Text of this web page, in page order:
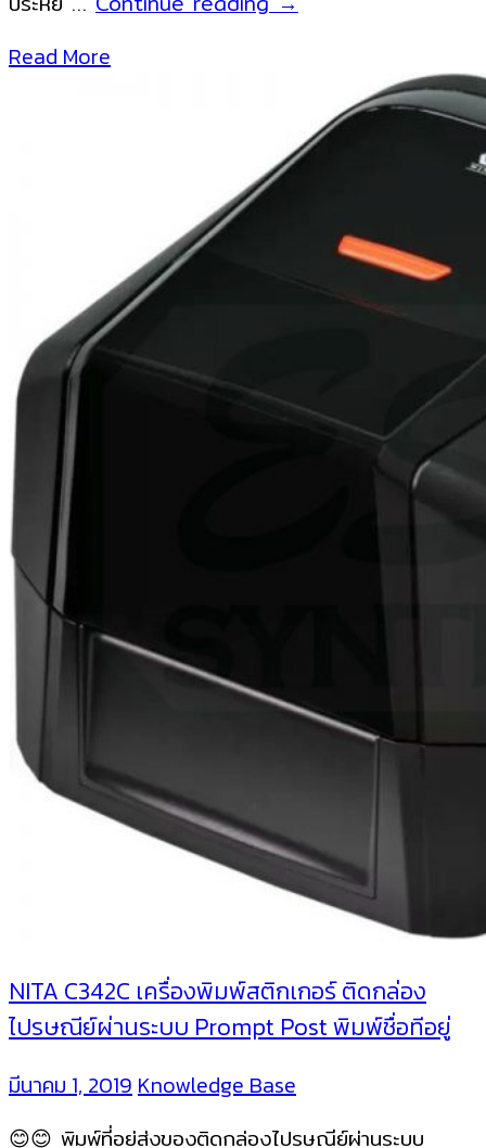
เกอร์
ฉลาก
C342C
Read More
NITA C342C เครื่องพิมพ์สติกเกอร์ ติดกล่อง
ไปรษณีย์ผ่านระบบ Prompt Post พิมพ์ชื่อทีอยู่
มีนาคม 1, 2019Knowledge Base
😊😊 พิมพ์ที่อยู่ส่งของติดกล่องไปรษณีย์ผ่านระบบ